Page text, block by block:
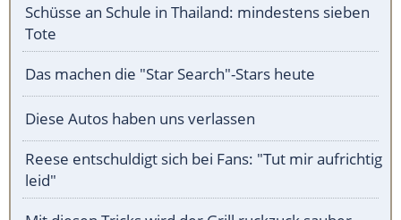
Schüsse an Schule in Thailand: mindestens sieben
Tote
Das machen die "Star Search"-Stars heute
Diese Autos haben uns verlassen
Reese entschuldigt sich bei Fans: "Tut mir aufrichtig
leid"